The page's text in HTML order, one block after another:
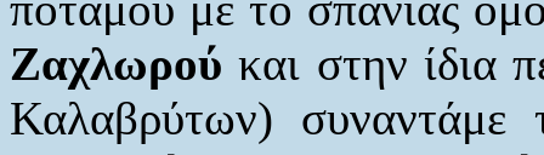
Ζαχλωρού και στην ίδια
Καλαβρύτων) συναντάμε